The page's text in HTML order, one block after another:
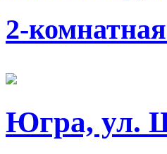
2-
Югра, ул.